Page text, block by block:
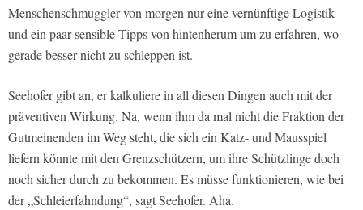
Menschenschmuggler von morgen nur eine vernünftige Logistik
und ein paar sensible Tipps von hintenherum um zu erfahren, wo
gerade besser nicht zu schleppen ist.
Seehofer gibt an, er kalkuliere in all diesen Dingen auch mit der
präventiven Wirkung. Na, wenn ihm da mal nicht die Fraktion der
Gutmeinenden im Weg steht, die sich ein Katz- und Mausspiel
liefern könnte mit den Grenzschützern, um ihre Schützlinge doch
noch sicher durch zu bekommen. Es müsse funktionieren, wie bei
der „Schleierfahndung“, sagt Seehofer. Aha.